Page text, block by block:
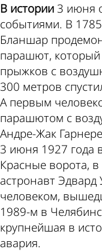
В истории 3 июня
событиями. В
Бланшар
парашют,
прыжков с
300 метров
А первым
парашютом с
Андре-Жак
3 июня 1927 года
Красные ворота,
астронавт
человеком,
1989-м в
крупнейшая в
авария.